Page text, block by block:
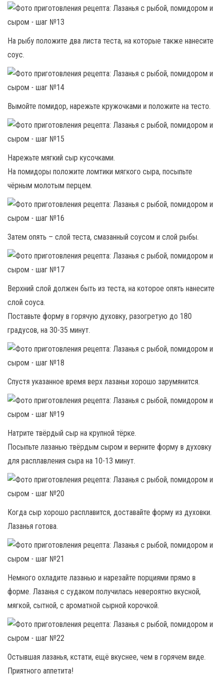
На рыбу положите два листа теста, на которые также нанесите
соус.
Вымойте помидор, нарежьте кружочками и положите на тесто.
Нарежьте мягкий сыр кусочками.
На помидоры положите ломтики мягкого сыра, посыпьте
чёрным молотым перцем.
Затем опять – слой теста, смазанный соусом и слой рыбы.
Верхний слой должен быть из теста, на которое опять нанесите
слой соуса.
Поставьте форму в горячую духовку, разогретую до 180
градусов, на 30-35 минут.
Спустя указанное время верх лазаньи хорошо зарумянится.
Натрите твёрдый сыр на крупной тёрке.
Посыпьте лазанью твёрдым сыром и верните форму в духовку
для расплавления сыра на 10-13 минут.
Когда сыр хорошо расплавится, доставайте форму из духовки.
Лазанья готова.
Немного охладите лазанью и нарезайте порциями прямо в
форме. Лазанья с судаком получилась невероятно вкусной,
мягкой, сытной, с ароматной сырной корочкой.
Остывшая лазанья, кстати, ещё вкуснее, чем в горячем виде.
Приятного аппетита!